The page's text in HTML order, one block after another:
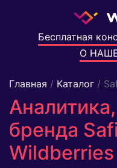
Бесплатная
О
Главная / Каталог /
бренда
Wildberries